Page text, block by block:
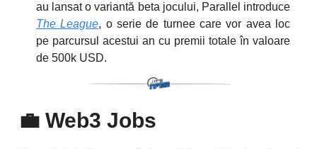
au lansat o variantă beta jocului, Parallel introduce
The League, o serie de turnee care vor avea loc
pe parcursul acestui an cu premii totale în valoare
de 500k USD.
💼 Web3 Jobs